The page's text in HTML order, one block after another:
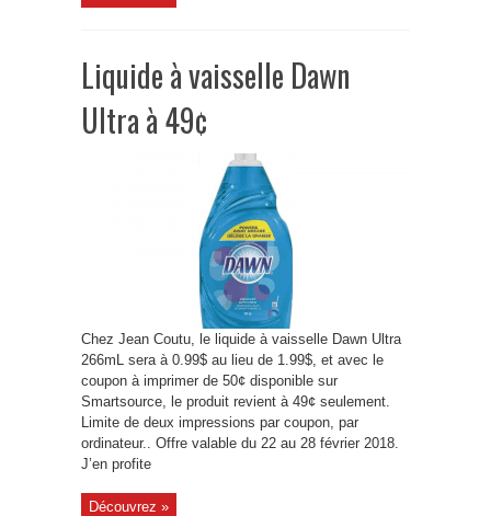
Liquide à vaisselle Dawn
Ultra à 49¢
Chez Jean Coutu, le liquide à vaisselle Dawn Ultra
266mL sera à 0.99$ au lieu de 1.99$, et avec le
coupon à imprimer de 50¢ disponible sur
Smartsource, le produit revient à 49¢ seulement.
Limite de deux impressions par coupon, par
ordinateur.. Offre valable du 22 au 28 février 2018.
J’en profite
Découvrez »